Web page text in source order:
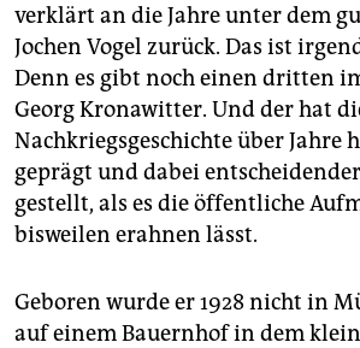
epaper login
verklärt an die Jahre unter dem
Jochen Vogel zurück. Das ist
Denn es gibt noch einen dritten
Georg Kronawitter. Und der hat
Nachkriegsgeschichte über Jahre
geprägt und dabei
gestellt, als es die öffentliche
bisweilen erahnen lässt.
Geboren wurde er 1928 nicht in
auf einem Bauernhof in dem